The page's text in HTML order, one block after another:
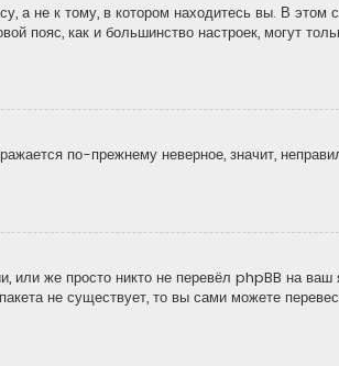
а не к тому, в котором находитесь вы. В этом
пояс, как и большинство настроек, могут
по-прежнему неверное, значит,
или же просто никто не перевёл phpBB на
не существует, то вы сами можете